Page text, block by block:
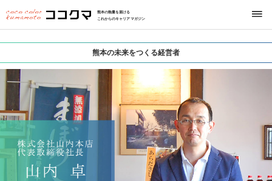
熊本の熱量を届ける
これからのキャリアマガジン
熊本の未来をつくる経営者